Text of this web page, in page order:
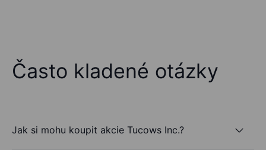
Často kladené otázky
Jak si mohu koupit akcie Tucows Inc.?